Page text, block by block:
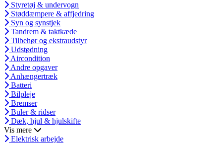
Styretøj & undervogn
Støddæmpere & affjedring
Syn og synstjek
Tandrem & taktkæde
Tilbehør og ekstraudstyr
Udstødning
Aircondition
Andre opgaver
Anhængertræk
Batteri
Bilpleje
Bremser
Buler & ridser
Dæk, hjul & hjulskifte
Vis mere
Elektrisk arbejde